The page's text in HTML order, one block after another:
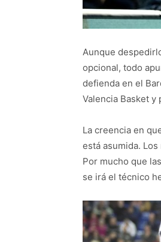
Aunque
opcional, todo
defienda en el
Valencia Basket
La creencia en
está asumida.
Por mucho que
se irá el técnico